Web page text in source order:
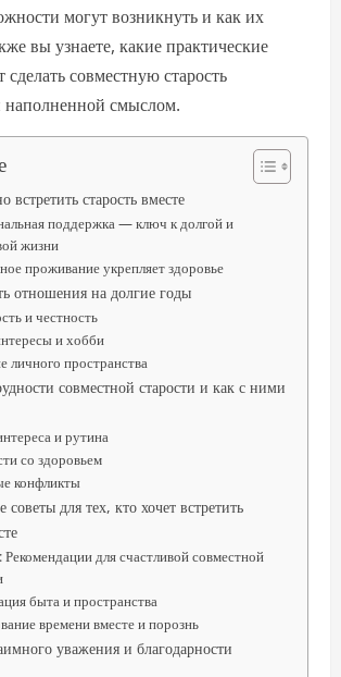
могут возникнуть и как их
вы узнаете, какие практические
совместную старость
смыслом.
старость вместе
поддержка — ключ к долгой и
жизни
проживание укрепляет здоровье
отношения на долгие годы
и честность
и хобби
личного пространства
совместной старости и как с ними
и рутина
со здоровьем
конфликты
советы для тех, кто хочет встретить
Рекомендации для счастливой совместной
быта и пространства
времени вместе и порознь
уважения и благодарности